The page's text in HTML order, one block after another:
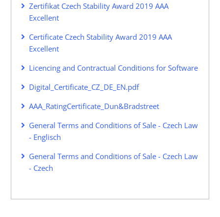
Zertifikat Czech Stability Award 2019 AAA
Excellent
Certificate Czech Stability Award 2019 AAA
Excellent
Licencing and Contractual Conditions for Software
Digital_Certificate_CZ_DE_EN.pdf
AAA_RatingCertificate_Dun&Bradstreet
General Terms and Conditions of Sale - Czech Law
- Englisch
General Terms and Conditions of Sale - Czech Law
- Czech